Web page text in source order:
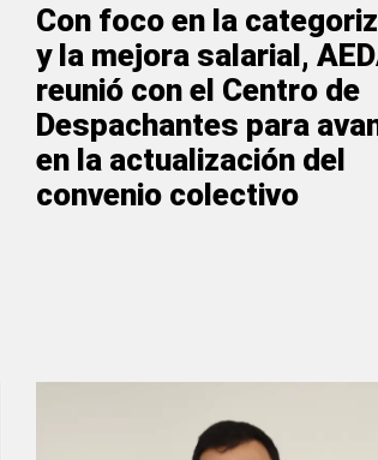
Con foco en la
y la mejora salarial,
reunió con el Centro de
Despachantes para
en la actualización del
convenio colectivo